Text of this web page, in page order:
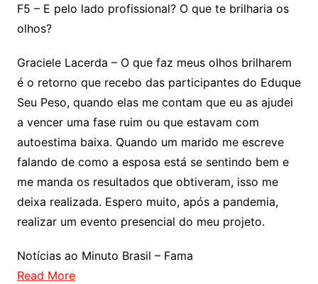
F5 – E pelo lado profissional? O que te brilharia os
olhos?
Graciele Lacerda – O que faz meus olhos brilharem
é o retorno que recebo das participantes do Eduque
Seu Peso, quando elas me contam que eu as ajudei
a vencer uma fase ruim ou que estavam com
autoestima baixa. Quando um marido me escreve
falando de como a esposa está se sentindo bem e
me manda os resultados que obtiveram, isso me
deixa realizada. Espero muito, após a pandemia,
realizar um evento presencial do meu projeto.
Notícias ao Minuto Brasil – Fama
Read More